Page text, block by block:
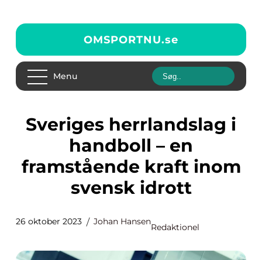
OMSPORTNU.se
Menu
Sveriges herrlandslag i
handboll – en
framstående kraft inom
svensk idrott
26 oktober 2023 Johan Hansen
Redaktionel